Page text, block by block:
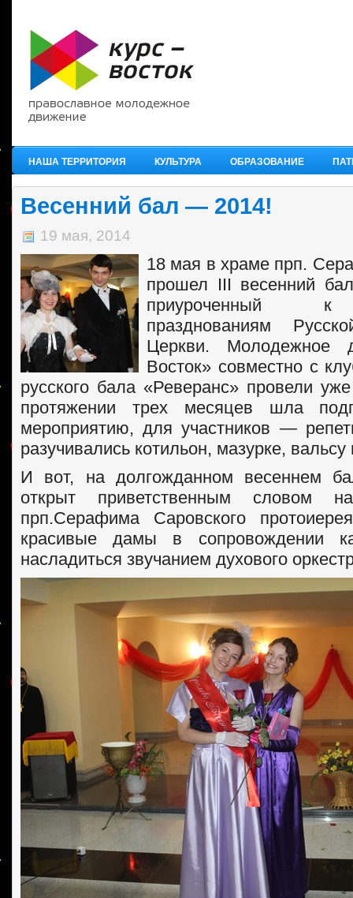
НАША ТЕРРИТОРИЯ КУЛЬТУРА ОБРАЗОВАНИЕ
Весенний бал — 2014!
19 мая, 2014
18 мая в храме прп.
прошел III весенний
приуроченный к
празднованиям
Церкви. Молодежное
Восток» совместно с
русского бала «Реверанс» провели
протяжении трех месяцев шла
мероприятию, для участников —
разучивались котильон, мазурке,
И вот, на долгожданном весеннем
открыт приветственным словом
прп.Серафима Саровского
красивые дамы в сопровождении
насладиться звучанием духового